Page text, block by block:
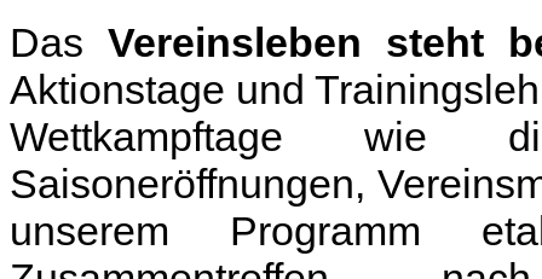
DasVereinsleben steht
Aktionstage und
Wettkampftage wie
Saisoneröffnungen,
unserem Programm